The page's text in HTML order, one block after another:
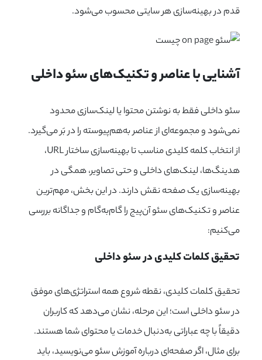
قدم در بهینه‌سازی هر سایتی محسوب می‌شود.
آشنایی با عناصر و تکنیک‌های سئو داخلی
سئو داخلی فقط به نوشتن محتوا یا لینک‌سازی محدود
نمی‌شود و مجموعه‌ای از عناصر به‌هم‌پیوسته را در بَر می‌گیرد.
از انتخاب کلمه کلیدی مناسب تا بهینه‌سازی ساختار URL،
هدینگ‌ها، لینک‌های داخلی و حتی تصاویر، همگی در
بهینه‌سازی یک صفحه نقش دارند. در این بخش، مهم‌ترین
عناصر و تکنیک‌های سئو آن‌پیج را گام‌به‌گام و جداگانه بررسی
می‌کنیم:
تحقیق کلمات کلیدی در سئو داخلی
تحقیق کلمات کلیدی، نقطه شروع همه استراتژی‌های موفق
در سئو داخلی است؛ این مرحله، نشان می‌دهد که کاربران
دقیقاً با چه عباراتی به‌دنبال خدمات یا محتوای شما هستند.
برای مثال، اگر صفحه‌ای درباره آموزش سئو می‌نویسید، باید